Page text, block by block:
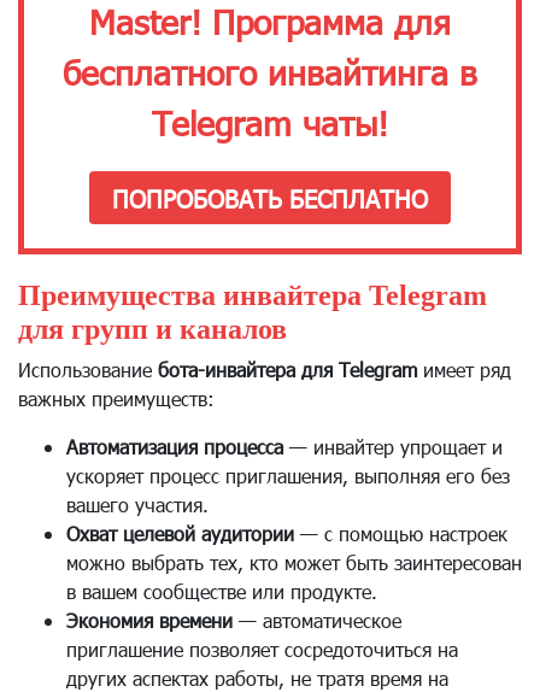
Master! Программа для
бесплатного инвайтинга в
Telegram чаты!
ПОПРОБОВАТЬ БЕСПЛАТНО
Преимущества инвайтера Telegram
для групп и каналов
Использование бота-инвайтера для Telegram имеет ряд
важных преимуществ:
Автоматизация процесса — инвайтер упрощает и
ускоряет процесс приглашения, выполняя его без
вашего участия.
Охват целевой аудитории — с помощью настроек
можно выбрать тех, кто может быть заинтересован
в вашем сообществе или продукте.
Экономия времени — автоматическое
приглашение позволяет сосредоточиться на
других аспектах работы, не тратя время на